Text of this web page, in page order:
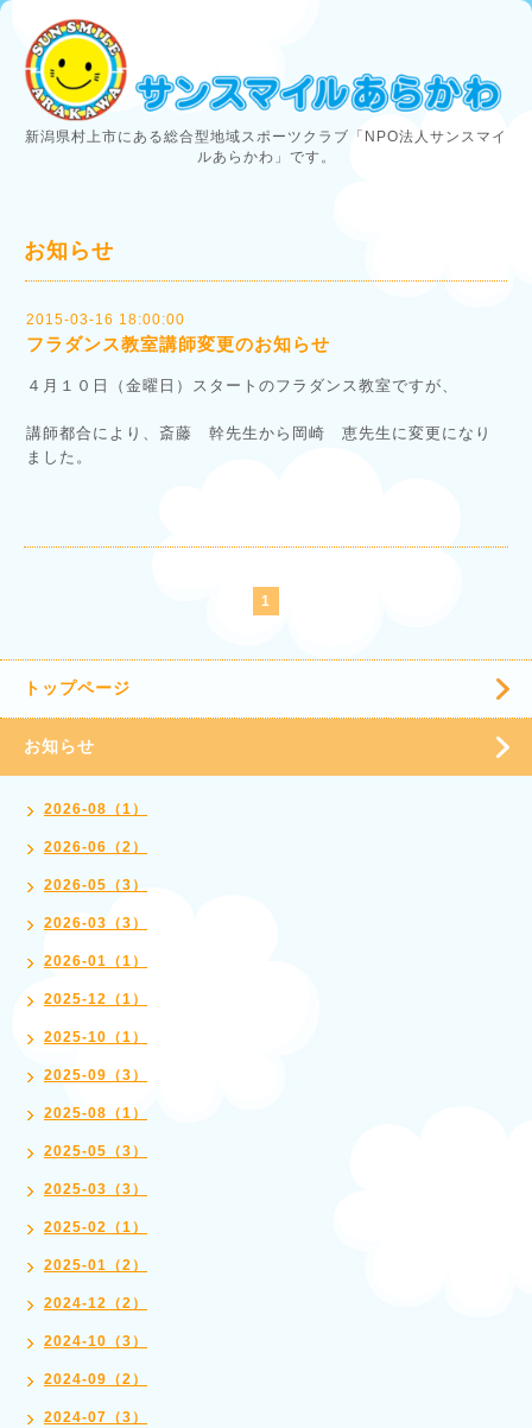
新潟県村上市にある総合型地域スポーツクラブ「NPO法人サンスマイ
ルあらかわ」です。
お知らせ
2015-03-16 18:00:00
フラダンス教室講師変更のお知らせ
４月１０日（金曜日）スタートのフラダンス教室ですが、
講師都合により、斎藤 幹先生から岡崎 恵先生に変更になり
ました。
1
トップページ
お知らせ
2026-08（1）
2026-06（2）
2026-05（3）
2026-03（3）
2026-01（1）
2025-12（1）
2025-10（1）
2025-09（3）
2025-08（1）
2025-05（3）
2025-03（3）
2025-02（1）
2025-01（2）
2024-12（2）
2024-10（3）
2024-09（2）
2024-07（3）